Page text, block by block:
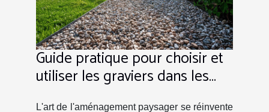
Guide pratique pour choisir et
utiliser les graviers dans les
L'art de l'aménagement paysager se réinvente